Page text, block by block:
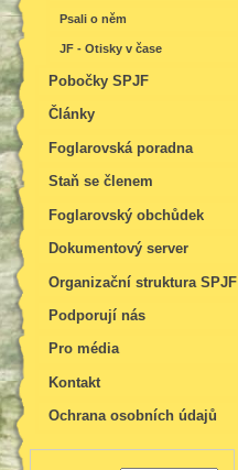
Psali o něm
JF - Otisky v čase
Pobočky SPJF
Články
Foglarovská poradna
Staň se členem
Foglarovský obchůdek
Dokumentový server
Organizační struktura SPJF
Podporují nás
Pro média
Kontakt
Ochrana osobních údajů